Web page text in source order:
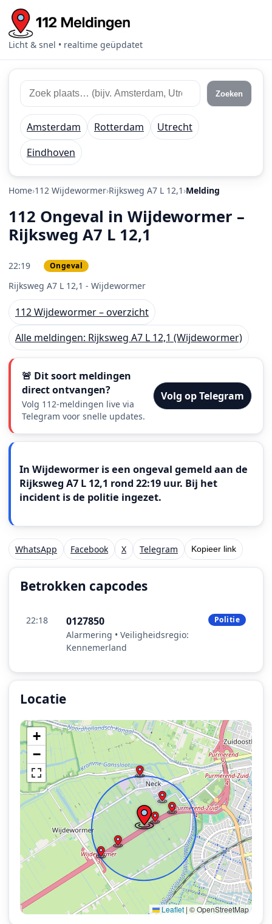
Licht & snel • realtime geüpdatet
Zoek 112 meldingen
Zoek plaats of regio Zoeken
Amsterdam Rotterdam
Utrecht
Eindhoven
Home 112 Wijdewormer Rijksweg A7 L 12,1 Melding
112 Ongeval in Wijdewormer –
Rijksweg A7 L 12,1
22:19 Ongeval
Rijksweg A7 L 12,1 - Wijdewormer
112 Wijdewormer – overzicht
Alle meldingen: Rijksweg A7 L 12,1 (Wijdewormer)
🚨 Dit soort meldingen
direct ontvangen?
Volg 112-meldingen live via
Telegram voor snelle updates.
Volg op Telegram
In Wijdewormer is een ongeval gemeld aan de
Rijksweg A7 L 12,1 rond 22:19 uur. Bij het
incident is de politie ingezet.
WhatsApp Facebook X Telegram Kopieer link
Betrokken capcodes
22:18 0127850
Alarmering • Veiligheidsregio:
Kennemerland
Politie
Locatie
+
−
Leaflet | © OpenStreetMap
Locatie van het incident: Rijksweg A7 L 12,1,